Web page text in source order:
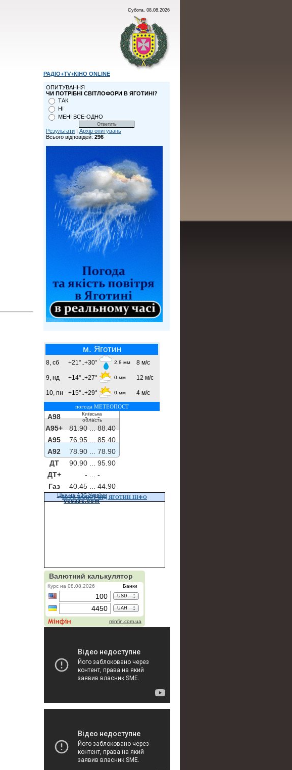
Субота, 08.08.2026
РАДІО+TV+КІНО ONLINE
ОПИТУВАННЯ
ЧИ ПОТРІБНІ СВІТЛОФОРИ В ЯГОТИНІ?
ТАК
НІ
МЕНІ ВСЕ-ОДНО
Результати | Архів опитувань
Всього відповідей: 296
м. Яготин
8, сб +21°..+30° 2.8 мм 8 м/с
9, нд +14°..+27° 0 мм 12 м/с
10, пн +15°..+29° 0 мм 4 м/с
погода МЕТЕОПОСТ
Київська
область
A98 - ...-
A95+
81.90 ...
88.40
A95
76.95 ...
85.40
A92
78.90 ...
78.90
ДТ
90.90 ...
95.90
ДТ+
- ...
-
Газ
40.45 ... 44.90
Ціни на АЗС України
vseazs.com
КУРС ВАЛЮТ ВІД ЯГОТИН ІНФО